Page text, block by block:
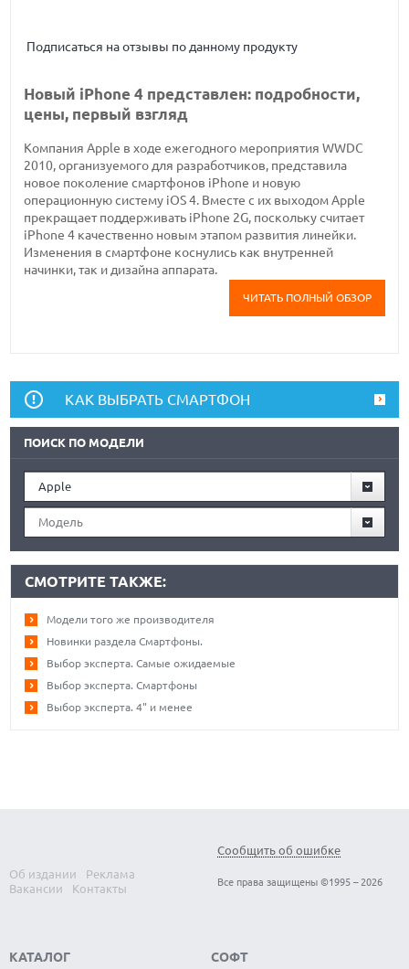
Подписаться на отзывы по данному продукту
Новый iPhone 4 представлен: подробности,
цены, первый взгляд
Компания Apple в ходе ежегодного мероприятия WWDC
2010, организуемого для разработчиков, представила
новое поколение смартфонов iPhone и новую
операционную систему iOS 4. Вместе с их выходом Apple
прекращает поддерживать iPhone 2G, поскольку считает
iPhone 4 качественно новым этапом развития линейки.
Изменения в смартфоне коснулись как внутренней
начинки, так и дизайна аппарата.
ЧИТАТЬ ПОЛНЫЙ ОБЗОР
КАК ВЫБРАТЬ СМАРТФОН
ПОИСК ПО МОДЕЛИ
Apple
Модель
СМОТРИТЕ ТАКЖЕ:
Модели того же производителя
Новинки раздела Смартфоны.
Выбор эксперта. Самые ожидаемые
Выбор эксперта. Смартфоны
Выбор эксперта. 4" и менее
Об издании
Реклама